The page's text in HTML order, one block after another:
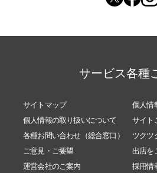
サービス各種
サイトマップ
個人情
個人情報の取り扱いについて
サイト
各種お問い合わせ（総合窓口）
ツクツ
ご意見・ご要望
出店を
運営会社のご案内
採用情